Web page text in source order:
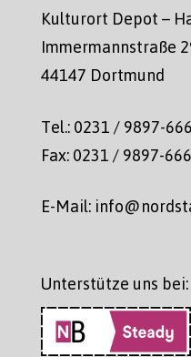
Kulturort Depot –
Immermannstraße
44147 Dortmund
Tel.: 0231 / 9897-
Fax: 0231 / 9897-
E-Mail:
Unterstütze uns bei: